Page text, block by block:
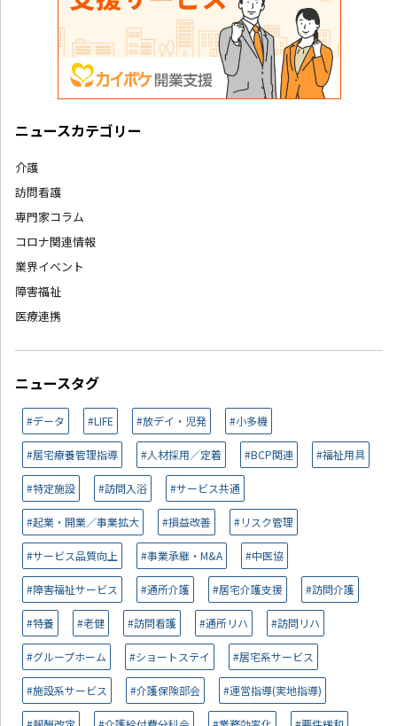
ニュースカテゴリー
介護
訪問看護
専門家コラム
コロナ関連情報
業界イベント
障害福祉
医療連携
ニュースタグ
#データ #LIFE #放デイ・児発 #小多機
#居宅療養管理指導 #人材採用／定着 #BCP関連 #福祉用具
#特定施設 #訪問入浴 #サービス共通
#起業・開業／事業拡大 #損益改善 #リスク管理
#サービス品質向上 #事業承継・M&A #中医協
#障害福祉サービス #通所介護 #居宅介護支援 #訪問介護
#特養 #老健 #訪問看護 #通所リハ #訪問リハ
#グループホーム #ショートステイ #居宅系サービス
#施設系サービス #介護保険部会 #運営指導(実地指導)